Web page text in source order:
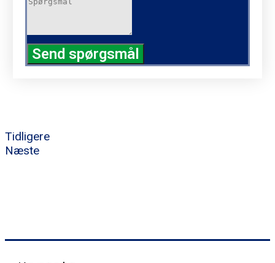
Send spørgsmål
Tidligere
Næste